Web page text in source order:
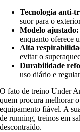
Tecnologia anti-
suor para o
Modelo ajustado:
enquanto oferece
Alta
evitar o
Durabilidade
uso diário e
O fato de treino Under
quem procura melhorar
equipamento fiável. A
de running, treinos em
descontraído.